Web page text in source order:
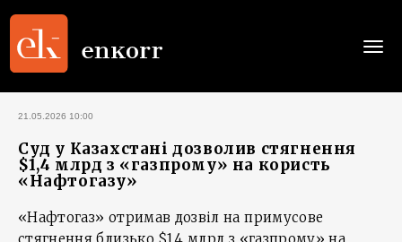
21.05.2026 10:00
Суд у Казахстані дозволив стягнення
$1,4 млрд з «газпрому» на користь
«Нафтогазу»
«Нафтогаз» отримав дозвіл на примусове